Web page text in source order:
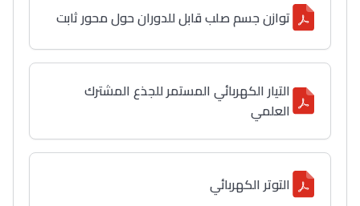
توازن جسم صلب قابل للدوران حول محور ثابت
التيار الكهربائي المستمر للجذع المشترك
العلمي
التوتر الكهربائي